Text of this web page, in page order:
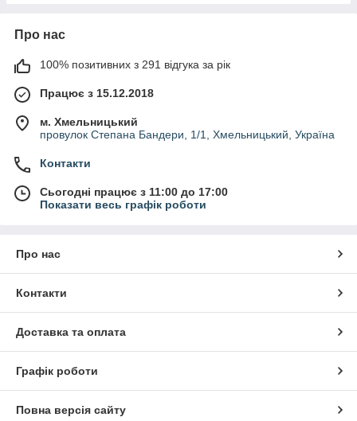
Про нас
100% позитивних з 291 відгука за рік
Працює з 15.12.2018
м. Хмельницький
провулок Степана Бандери, 1/1, Хмельницький, Україна
Контакти
Сьогодні працює з 11:00 до 17:00
Показати весь графік роботи
Про нас
Контакти
Доставка та оплата
Графік роботи
Повна версія сайту